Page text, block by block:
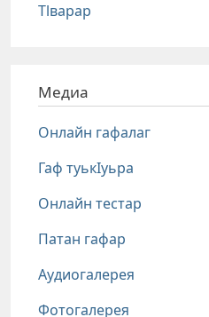
Тlварар
Медиа
Онлайн гафалаг
Гаф туькIуьра
Онлайн тестар
Патан гафар
Аудиогалерея
Фотогалерея